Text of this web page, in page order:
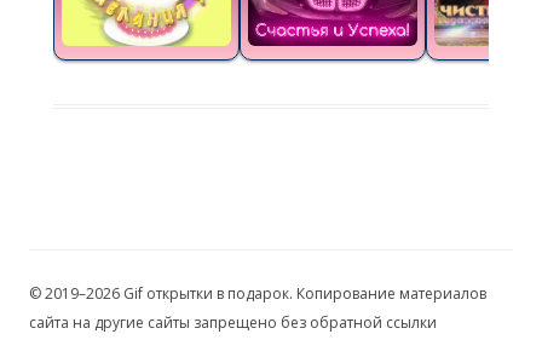
© 2019–2026 Gif открытки в подарок. Копирование материалов
сайта на другие сайты запрещено без обратной ссылки